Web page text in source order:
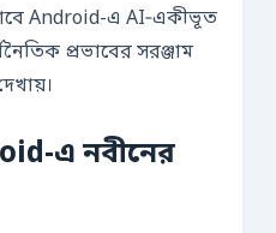
Android-এ AI‑একীভূত
প্রভাবের সরঞ্জাম
এ নবীনের